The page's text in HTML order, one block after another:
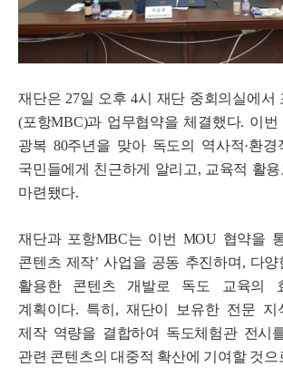
재단은 27일 오후 4시 재단 중회의실에서
(포항MBC)과 업무협약을 체결했다. 이
광복 80주년을 맞아 독도의 역사적·환경
국민들에게 친근하게 알리고, 교육적 활
마련됐다.
재단과 포항MBC는 이번 MOU 협약을
콘텐츠 제작’ 사업을 공동 추진하며, 다
활용한 콘텐츠 개발로 독도 교육의
계획이다. 특히, 재단이 보유한 전문 지
제작 역량을 결합하여 독도체험관 전시
관련 콘텐츠의 대중적 확산에 기여할 것으